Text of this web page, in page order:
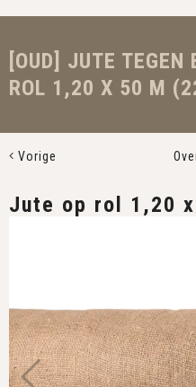
OVER ONS
[OUD] JUTE TEGEN
ROL 1,20 X 50 M
Vorige
Jute op rol 1,20